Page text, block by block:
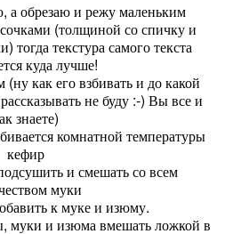
а обрезаю и режу маленьким
(толщиной со спичку и
тогда текстура самого текста
куда лучше!
как его взбивать и до какой
не буду :-) Вы все и
знаете)
комнатной температуры
кефир
и смешать со всем
муки
к муке и изюму.
муки и изюма вмешать ложкой в